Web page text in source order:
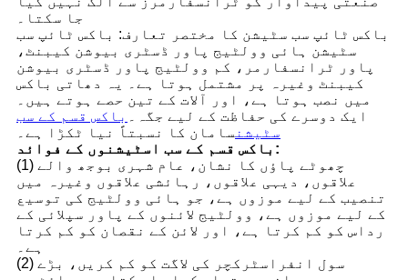
جا سکتا۔
باکس ٹائپ سب سٹیشن کا مختصر تعارف: باکس ٹائپ سب
سٹیشن ہائی وولٹیج پاور ڈسٹری بیوشن کیبنٹ،
پاور ٹرانسفارمر، کم وولٹیج پاور ڈسٹری بیوشن
کیبنٹ وغیرہ پر مشتمل ہوتا ہے۔ یہ دھاتی باکس
میں نصب ہوتا ہے، اور آلات کے تین حصے ہوتے ہیں۔
ایک دوسرے کی حفاظت کے لیے جگہ۔
باکس قسم کے سب
سٹیشن سامان کا نسبتاً نیا ٹکڑا ہے۔
باکس قسم کے سب اسٹیشنوں کے فوائد:
(1) چھوٹے پاؤں کا نشان، عام شہری بوجھ والے
علاقوں، دیہی علاقوں، رہائشی علاقوں وغیرہ میں
تنصیب کے لیے موزوں ہے، جو ہائی وولٹیج کی توسیع
کے لیے موزوں ہے، وولٹیج لائنوں کے پاور سپلائی کے
رداس کو کم کرتا ہے، اور لائن کے نقصان کو کم کرتا
ہے۔
(2) سول انفراسٹرکچر کی لاگت کو کم کریں، بڑے